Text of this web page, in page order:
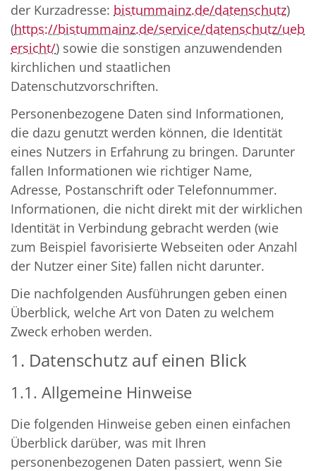
der Kurzadresse: bistummainz.de/datenschutz)
(https://bistummainz.de/service/datenschutz/ueb
ersicht/) sowie die sonstigen anzuwendenden
kirchlichen und staatlichen
Datenschutzvorschriften.
Personenbezogene Daten sind Informationen,
die dazu genutzt werden können, die Identität
eines Nutzers in Erfahrung zu bringen. Darunter
fallen Informationen wie richtiger Name,
Adresse, Postanschrift oder Telefonnummer.
Informationen, die nicht direkt mit der wirklichen
Identität in Verbindung gebracht werden (wie
zum Beispiel favorisierte Webseiten oder Anzahl
der Nutzer einer Site) fallen nicht darunter.
Die nachfolgenden Ausführungen geben einen
Überblick, welche Art von Daten zu welchem
Zweck erhoben werden.
1. Datenschutz auf einen Blick
1.1. Allgemeine Hinweise
Die folgenden Hinweise geben einen einfachen
Überblick darüber, was mit Ihren
personenbezogenen Daten passiert, wenn Sie